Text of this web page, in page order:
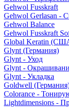
Gehwol Fusskraft
Gehwol Gerlasan -
Gehwol Balance
Gehwol Fusskraft
Global Keratin
Glynt (Германия)
Glynt - Уход
Glynt -
Glynt - Укладка
Goldwell
Colorance -
Lightdimensions -